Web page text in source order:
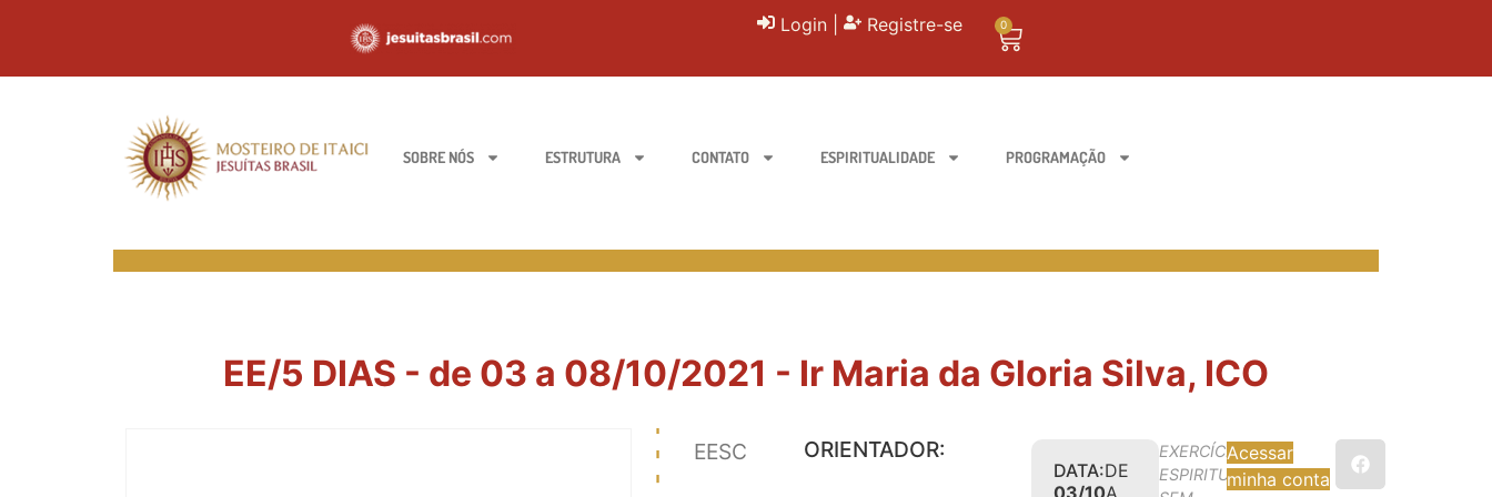
Login Registre-se 0
SOBRE NÓS ESTRUTURA CONTATO ESPIRITUALIDADE PROGRAMAÇÃO
EE/5 DIAS - de 03 a 08/10/2021 - Ir Maria da Gloria Silva, ICO
EESC ORIENTADOR:
DATA:DE
EXERCÍCIOS
ESPIRITUAIS
Acessar
minha conta